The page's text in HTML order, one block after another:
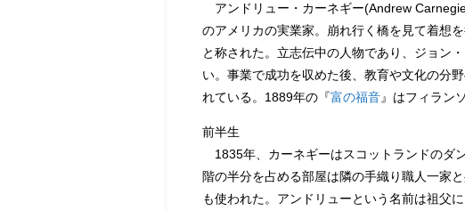
アンドリュー・カーネギー(Andrew
のアメリカの実業家。崩れ行く橋を見て着想
と称された。立志伝中の人物であり、ジョン
い。事業で成功を収めた後、教育や文化の分
れている。1889年の『富の福音 』はフィラン
前半生
1835年、カーネギーはスコットランドのダ
階の半分を占める部屋は隣の手織り職人一家
も使われた。アンドリューという名前は祖父